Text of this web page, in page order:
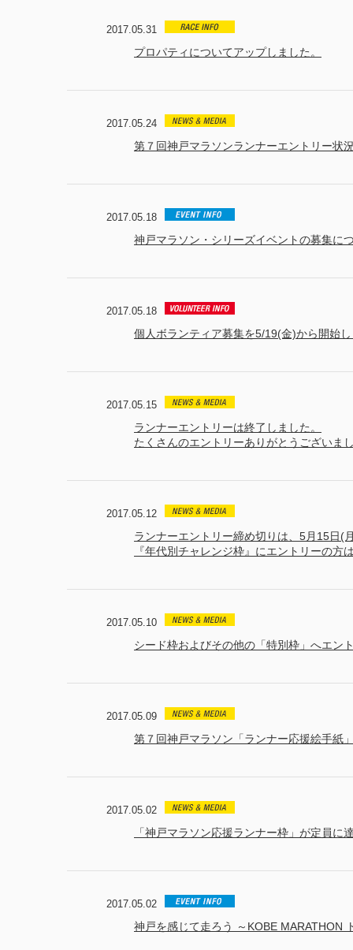
2017.05.31
プロパティについてアップしました。
2017.05.24
第７回神戸マラソンランナーエントリー状
2017.05.18
神戸マラソン・シリーズイベントの募集に
2017.05.18
個人ボランティア募集を5/19(金)から開始
2017.05.15
ランナーエントリーは終了しました。
たくさんのエントリーありがとうございま
2017.05.12
ランナーエントリー締め切りは、5月15日(
『年代別チャレンジ枠』にエントリーの
2017.05.10
シード枠およびその他の「特別枠」へエン
2017.05.09
第７回神戸マラソン「ランナー応援絵手紙
2017.05.02
「神戸マラソン応援ランナー枠」が定員
2017.05.02
神戸を感じて走ろう ～KOBE MARATHON